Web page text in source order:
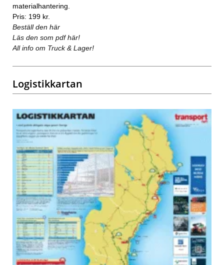
materialhantering.
Pris: 199 kr.
Beställ den här
Läs den som pdf här!
All info om Truck & Lager!
Logistikkartan